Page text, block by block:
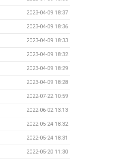
2023-04-09 18:37
2023-04-09 18:36
2023-04-09 18:33
2023-04-09 18:32
2023-04-09 18:29
2023-04-09 18:28
2022-07-22 10:59
2022-06-02 13:13
2022-05-24 18:32
2022-05-24 18:31
2022-05-20 11:30